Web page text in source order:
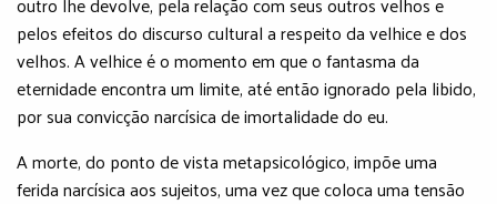
pelos efeitos do discurso cultural a respeito da velhice e dos
velhos. A velhice é o momento em que o fantasma da
eternidade encontra um limite, até então ignorado pela libido,
por sua convicção narcísica de imortalidade do eu.
A morte, do ponto de vista metapsicológico, impõe uma
ferida narcísica aos sujeitos, uma vez que coloca uma tensão